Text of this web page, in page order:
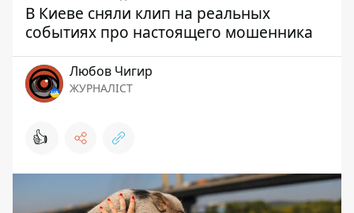
В Киеве сняли клип на реальных
событиях про настоящего мошенника
Любов Чигир
ЖУРНАЛІСТ
👍